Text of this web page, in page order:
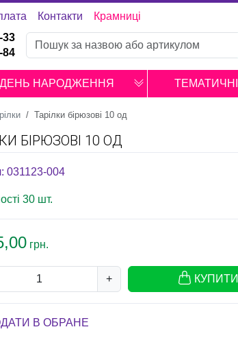
Контакти Крамниці
33
84
ДЕНЬ НАРОДЖЕННЯ
Тарілки бірюзові 10 од
БІРЮЗОВІ 10 ОД
031123-004
30 шт.
грн.
+ КУПИТИ
В ОБРАНЕ